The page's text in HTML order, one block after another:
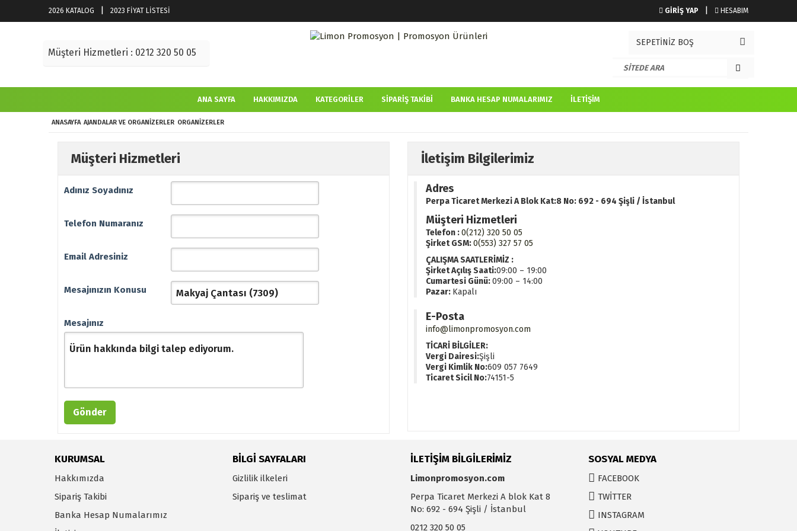
2026 KATALOG 2023 FİYAT LİSTESİ GİRİŞ YAP HESABIM
Müşteri Hizmetleri : 0212 320 50 05
SEPETİNİZ BOŞ
ANA SAYFA HAKKIMIZDA KATEGORILER SIPARIŞ TAKIBI BANKA HESAP NUMALARIMIZ İLETIŞIM
ANASAYFA AJANDALAR VE ORGANIZERLER ORGANIZERLER
Müşteri Hizmetleri
Adınız Soyadınız
Telefon Numaranız
Email Adresiniz
Mesajınızın Konusu
Mesajınız
İletişim Bilgilerimiz
Adres
Perpa Ticaret Merkezi A Blok Kat:8 No: 692 - 694 Şişli / İstanbul
Müşteri Hizmetleri
Telefon :0(212) 320 50 05
Şirket GSM:0(553) 327 57 05
ÇALIŞMA SAATLERİMİZ :
Şirket Açılış Saati:09:00 – 19:00
Cumartesi Günü:09:00 – 14:00
Pazar: Kapalı
E-Posta
info@limonpromosyon.com
TİCARİ BİLGİLER:
Vergi Dairesi:Şişli
Vergi Kimlik No:609 057 7649
Ticaret Sicil No:74151-5
KURUMSAL
Hakkımızda
Sipariş Takibi
Banka Hesap Numalarımız
BİLGİ SAYFALARI
Gizlilik ilkeleri
Sipariş ve teslimat
İLETİŞİM BİLGİLERİMİZ
Limonpromosyon.com
Perpa Ticaret Merkezi A blok Kat 8
No: 692 - 694 Şişli / İstanbul
0212 320 50 05
SOSYAL MEDYA
FACEBOOK
TWİTTER
INSTAGRAM